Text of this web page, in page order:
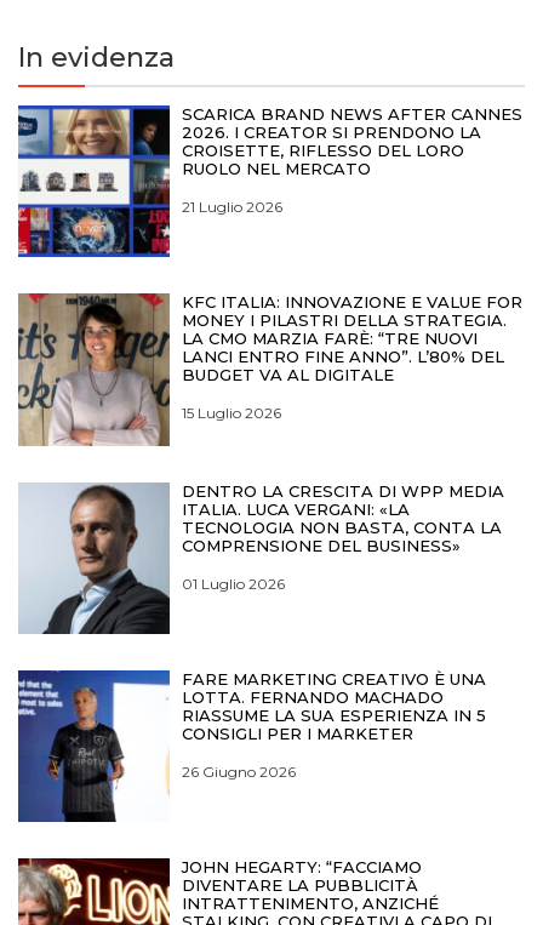
In evidenza
SCARICA BRAND NEWS AFTER CANNES
2026. I CREATOR SI PRENDONO LA
CROISETTE, RIFLESSO DEL LORO
RUOLO NEL MERCATO
21 Luglio 2026
KFC ITALIA: INNOVAZIONE E VALUE FOR
MONEY I PILASTRI DELLA STRATEGIA.
LA CMO MARZIA FARÈ: “TRE NUOVI
LANCI ENTRO FINE ANNO”. L’80% DEL
BUDGET VA AL DIGITALE
15 Luglio 2026
DENTRO LA CRESCITA DI WPP MEDIA
ITALIA. LUCA VERGANI: «LA
TECNOLOGIA NON BASTA, CONTA LA
COMPRENSIONE DEL BUSINESS»
01 Luglio 2026
FARE MARKETING CREATIVO È UNA
LOTTA. FERNANDO MACHADO
RIASSUME LA SUA ESPERIENZA IN 5
CONSIGLI PER I MARKETER
26 Giugno 2026
JOHN HEGARTY: “FACCIAMO
DIVENTARE LA PUBBLICITÀ
INTRATTENIMENTO, ANZICHÉ